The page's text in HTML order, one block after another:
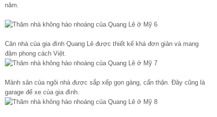
năm.
Căn nhà của gia đình Quang Lê được thiết kế khá đơn giản và mang
đậm phong cách Việt.
Mảnh sân của ngôi nhà được sắp xếp gọn gàng, cẩn thận. Đây cũng là
garage để xe của gia đình.